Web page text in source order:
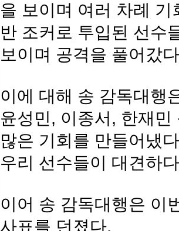
을 보이며 여러 차례
반 조커로 투입된 선수
보이며 공격을 풀어갔
이에 대해 송 감독대행
윤성민, 이종서, 한재
많은 기회를 만들어냈
우리 선수들이 대견하
이어 송 감독대행은 이
사표를 던졌다.